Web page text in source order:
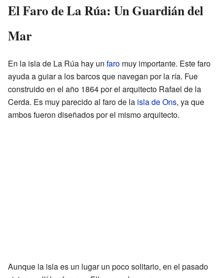
El Faro de La Rúa: Un Guardián del
Mar
En la isla de La Rúa hay un faro muy importante. Este faro
ayuda a guiar a los barcos que navegan por la ría. Fue
construido en el año 1864 por el arquitecto Rafael de la
Cerda. Es muy parecido al faro de la isla de Ons, ya que
ambos fueron diseñados por el mismo arquitecto.
Aunque la isla es un lugar un poco solitario, en el pasado